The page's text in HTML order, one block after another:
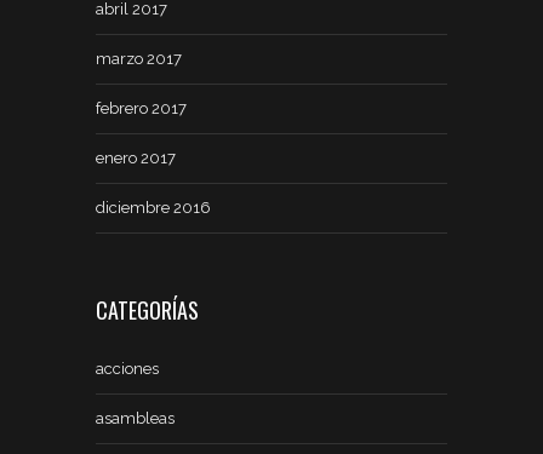
abril 2017
marzo 2017
febrero 2017
enero 2017
diciembre 2016
CATEGORÍAS
acciones
asambleas